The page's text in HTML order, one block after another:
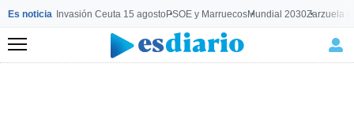
Es noticia Invasión Ceuta 15 agostoPSOE y MarruecosMundial 2030Zarzuela
Menú